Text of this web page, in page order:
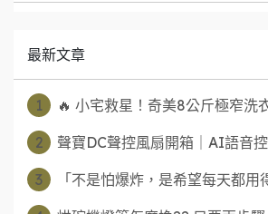
最新文章
1 🔥 小宅救星！奇美8公斤極窄洗
2 聲寶DC聲控風扇開箱｜AI語音
3 「不是怕爆炸，是希望每天都